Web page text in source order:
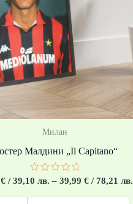
Милан
Малдини „Il Capitano“
Оценено
0
€ / 39,10 лв. – 39,99 € / 78,21 лв.